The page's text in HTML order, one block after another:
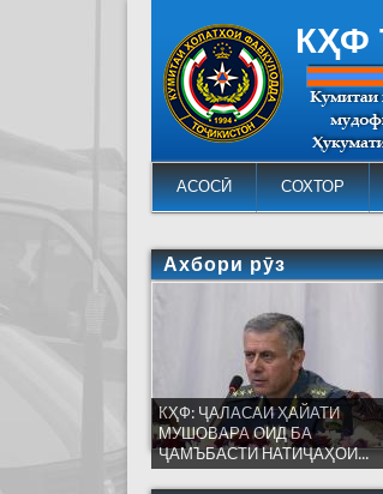
КҲФ
АСОСӢ СОХТОР
Ахбори рӯз
КҲФ: ҶАЛАСАИ ҲАЙАТИ
МУШОВАРА ОИД БА
ҶАМЪБАСТИ НАТИҶАҲОИ...